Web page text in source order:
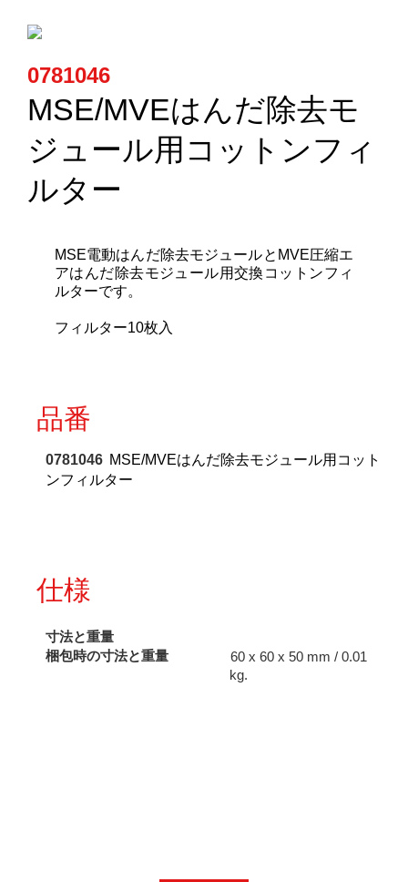
検索
お問合せ
ショッピングカート
0781046
MSE/MVEはんだ除去モ
ジュール用コットンフィ
ルター
MSE電動はんだ除去モジュールとMVE圧縮エ
アはんだ除去モジュール用交換コットンフィ
ルターです。
フィルター10枚入
品番
0781046 MSE/MVEはんだ除去モジュール用コット
ンフィルター
仕様
寸法と重量
梱包時の寸法と重量
60 x 60 x 50 mm / 0.01
kg.